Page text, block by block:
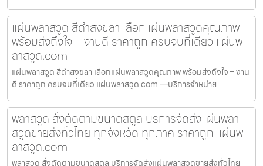
แผ่นพลาสวูด สีดำสงขลา เลือกแผ่นพลาสวูดคุณภาพ
พร้อมส่งถึงใจ – งานดี ราคาถูก ครบจบที่เดียว แผ่นพ
ลาสวูด.com
แผ่นพลาสวูด สีดำสงขลา เลือกแผ่นพลาสวูดคุณภาพ พร้อมส่งถึงใจ – งาน
ดี ราคาถูก ครบจบที่เดียว แผ่นพลาสวูด.com —บริการจำหน่าย
พลาสวูด สั่งตัดตามขนาดสตูล บริการจัดส่งแผ่นพลา
สวูดขายส่งทั่วไทย ทุกจังหวัด ทุกภาค ราคาถูก แผ่นพ
ลาสวูด.com
พลาสวูด สั่งตัดตามขนาดสตูล บริการจัดส่งแผ่นพลาสวูดขายส่งทั่วไทย